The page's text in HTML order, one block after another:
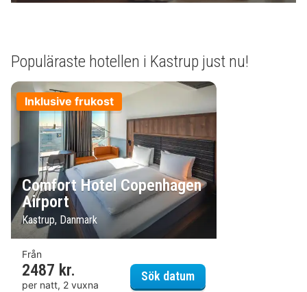
Populäraste hotellen i Kastrup just nu!
Inklusive frukost
Comfort Hotel Copenhagen
Airport
Kastrup, Danmark
Från
2487 kr.
per natt, 2 vuxna
Sök datumComfort Hotel